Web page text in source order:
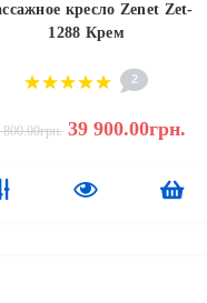
кресло Zenet Zet-
1288 Крем
2
800.00грн. 39 900.00грн.